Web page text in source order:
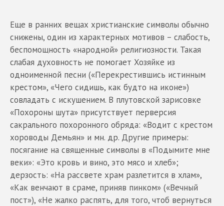
Еще в ранних вещах христианские символы обычно
снижены, один из характерных мотивов – слабость,
беспомощность «народной» религиозности. Такая
слабая духовность не помогает Хозяйке из
одноименной песни («Перекрестившись истинным
крестом», «Чего сидишь, как будто на иконе»)
совладать с искушением. В плутовской зарисовке
«Похороны шута» присутствует перверсия
сакрального похоронного обряда: «Водит с крестом
хороводы Демьян» и мн. др. Другие примеры:
посягание на священные символы в «Подымите мне
веки»: «Это кровь и вино, это мясо и хлеб»;
дерзость: «На рассвете храм разлетится в хлам»,
«Как венчают в сраме, приняв пинком» («Вечный
пост»), «Не жалко распять, для того, чтоб вернуться